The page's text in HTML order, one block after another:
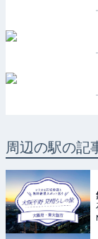
周辺の駅の記